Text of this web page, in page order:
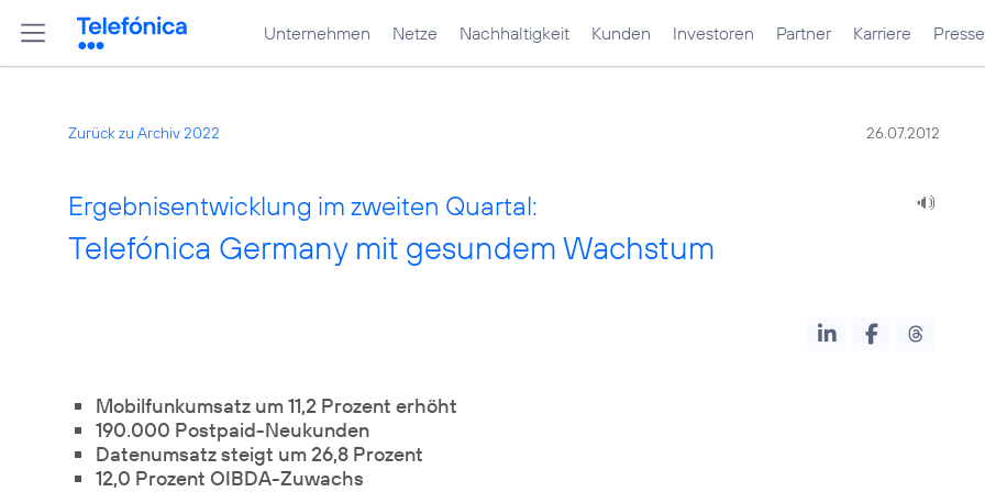
Unternehmen Netze Nachhaltigkeit Kunden Investoren Partner Karriere Presse
Zurück zu Archiv 2022 26.07.2012
Ergebnisentwicklung im zweiten Quartal:
Telefónica Germany mit gesundem Wachstum
Mobilfunkumsatz um 11,2 Prozent erhöht
190.000 Postpaid-Neukunden
Datenumsatz steigt um 26,8 Prozent
12,0 Prozent OIBDA-Zuwachs